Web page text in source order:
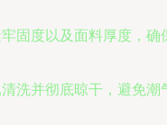
固度以及面料厚度，确
洗并彻底晾干，避免潮